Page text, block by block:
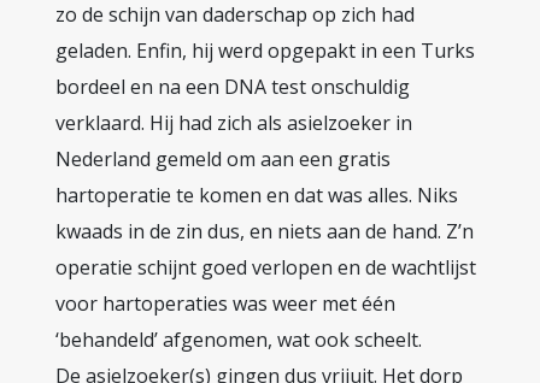
zo de schijn van daderschap op zich had
geladen. Enfin, hij werd opgepakt in een Turks
bordeel en na een DNA test onschuldig
verklaard. Hij had zich als asielzoeker in
Nederland gemeld om aan een gratis
hartoperatie te komen en dat was alles. Niks
kwaads in de zin dus, en niets aan de hand. Z’n
operatie schijnt goed verlopen en de wachtlijst
voor hartoperaties was weer met één
‘behandeld’ afgenomen, wat ook scheelt.
De asielzoeker(s) gingen dus vrijuit. Het dorp